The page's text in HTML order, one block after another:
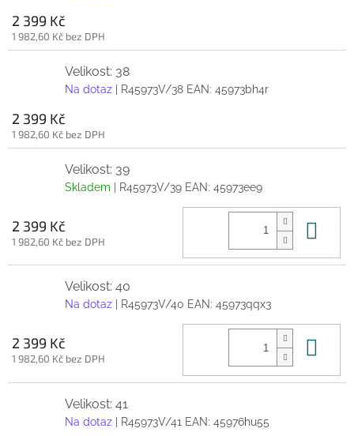
2 399 Kč
1 982,60 Kč bez DPH
Velikost: 38
Na dotaz | R45973V/38 EAN: 45973bh4r
2 399 Kč
1 982,60 Kč bez DPH
Velikost: 39
Skladem | R45973V/39 EAN: 45973ee9
2 399 Kč
1 982,60 Kč bez DPH
Velikost: 40
Na dotaz | R45973V/40 EAN: 45973qqx3
2 399 Kč
1 982,60 Kč bez DPH
Velikost: 41
Na dotaz | R45973V/41 EAN: 45976hu55